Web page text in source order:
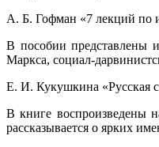
А. Б. Гофман «7 лекций по
В пособии представлены
Маркса, социал-
Е. И. Кукушкина «Русская
В книге воспроизведены
рассказывается о ярких